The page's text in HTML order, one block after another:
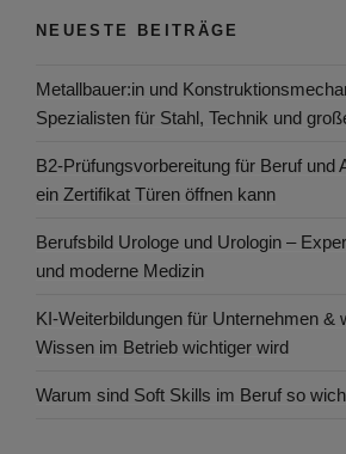
NEUESTE BEITRÄGE
Metallbauer:in und
Spezialisten für Stahl, Technik und
B2-Prüfungsvorbereitung für Beruf und
ein Zertifikat Türen öffnen kann
Berufsbild Urologe und Urologin –
und moderne Medizin
KI-Weiterbildungen für Unternehmen &
Wissen im Betrieb wichtiger wird
Warum sind Soft Skills im Beruf so